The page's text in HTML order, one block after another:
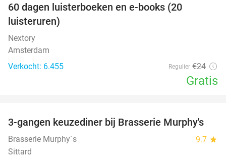
60 dagen luisterboeken en e-books (20
luisteruren)
Nextory
Amsterdam
Verkocht: 6.455
Regulier €24
Gratis
35%
3-gangen keuzediner bij Brasserie Murphy's
Brasserie Murphy´s 9.7 star
Sittard